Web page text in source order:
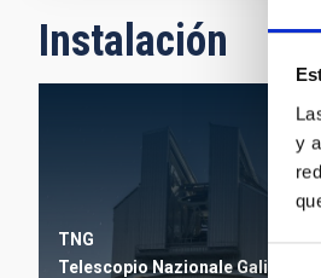
y
Instalación
TNG
Telescopio Nazionale Galileo